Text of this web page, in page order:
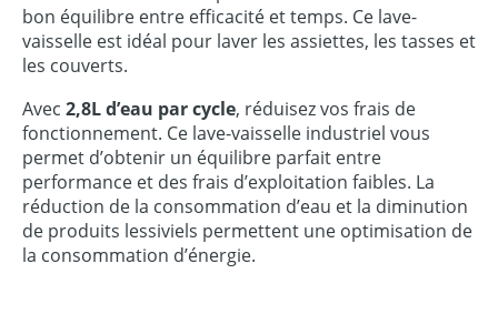
bon équilibre entre efficacité et temps. Ce lave-
vaisselle est idéal pour laver les assiettes, les tasses et
les couverts.
Avec 2,8L d’eau par cycle, réduisez vos frais de
fonctionnement. Ce lave-vaisselle industriel vous
permet d’obtenir un équilibre parfait entre
performance et des frais d’exploitation faibles. La
réduction de la consommation d’eau et la diminution
de produits lessiviels permettent une optimisation de
la consommation d’énergie.